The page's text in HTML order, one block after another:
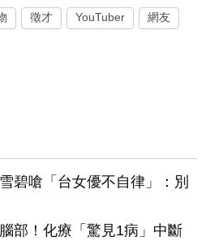
徵才 YouTuber 網友
碧嗆「台女優不自律」：別
部！化療「驚見1病」中斷